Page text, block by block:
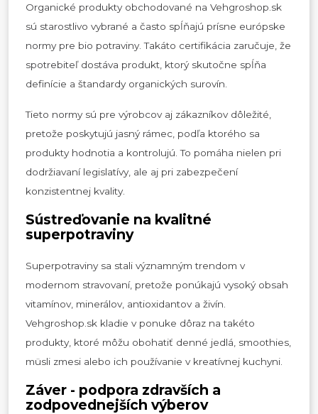
Organické produkty obchodované na Vehgroshop.sk
sú starostlivo vybrané a často spĺňajú prísne európske
normy pre bio potraviny. Takáto certifikácia zaručuje, že
spotrebiteľ dostáva produkt, ktorý skutočne spĺňa
definície a štandardy organických surovín.
Tieto normy sú pre výrobcov aj zákazníkov dôležité,
pretože poskytujú jasný rámec, podľa ktorého sa
produkty hodnotia a kontrolujú. To pomáha nielen pri
dodržiavaní legislatívy, ale aj pri zabezpečení
konzistentnej kvality.
Sústreďovanie na kvalitné
superpotraviny
Superpotraviny sa stali významným trendom v
modernom stravovaní, pretože ponúkajú vysoký obsah
vitamínov, minerálov, antioxidantov a živín.
Vehgroshop.sk kladie v ponuke dôraz na takéto
produkty, ktoré môžu obohatiť denné jedlá, smoothies,
müsli zmesi alebo ich používanie v kreatívnej kuchyni.
Záver - podpora zdravších a
zodpovednejších výberov